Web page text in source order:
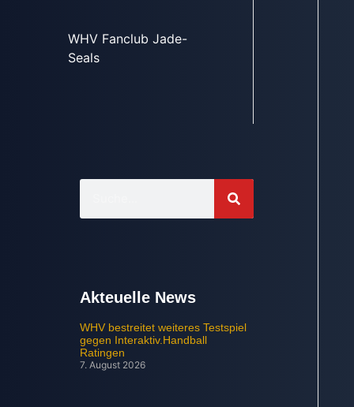
WHV Fanclub Jade-
Seals
Akteuelle News
WHV bestreitet weiteres Testspiel
gegen Interaktiv.Handball
Ratingen
7. August 2026